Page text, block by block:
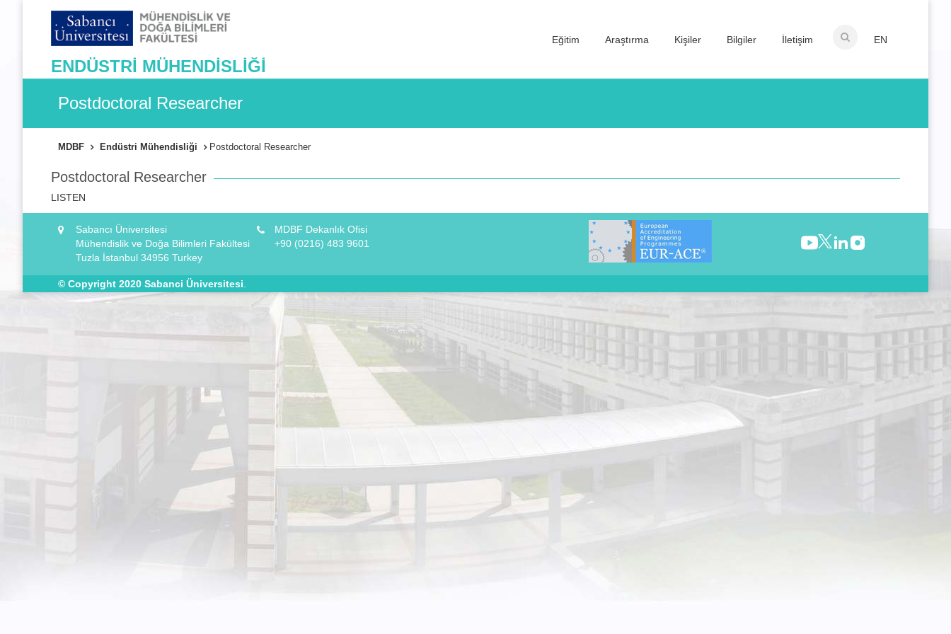
EN
Eğitim Araştırma Kişiler Bilgiler İletişim
ENDÜSTRİ MÜHENDİSLİĞİ
Postdoctoral Researcher
MDBF Endüstri Mühendisliği Postdoctoral Researcher
Postdoctoral Researcher
LISTEN
Sabancı Üniversitesi
Mühendislik ve Doğa Bilimleri Fakültesi
Tuzla İstanbul 34956 Turkey
MDBF Dekanlık Ofisi
+90 (0216) 483 9601
© Copyright 2020 Sabanci Üniversitesi